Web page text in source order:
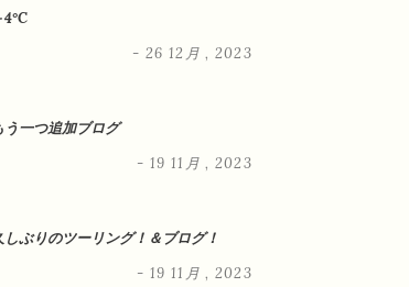
4°C
- 26 12月 , 2023
う一つ追加ブログ
- 19 11月 , 2023
しぶりのツーリング！＆ブログ！
- 19 11月 , 2023